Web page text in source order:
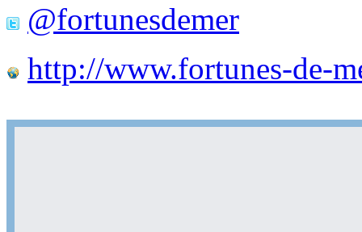
@fortunesdemer
http://www.fortunes-de-